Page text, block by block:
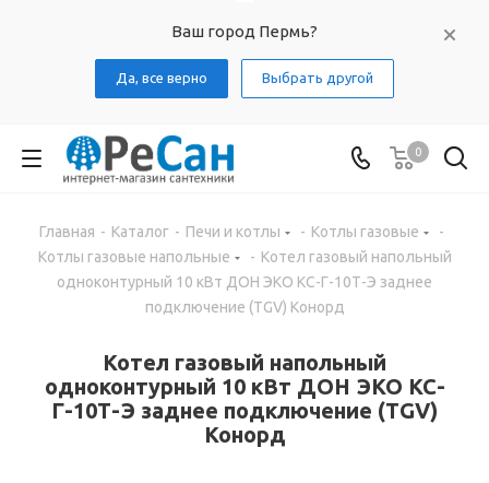
Ваш город Пермь?
Да, все верно Выбрать другой
0
Главная - Каталог - Печи и котлы - Котлы газовые
-
Котлы газовые напольные
- Котел газовый напольный
одноконтурный 10 кВт ДОН ЭКО КС-Г-10Т-Э заднее
подключение (TGV) Конорд
Котел газовый напольный
одноконтурный 10 кВт ДОН ЭКО КС-
Г-10Т-Э заднее подключение (TGV)
Конорд